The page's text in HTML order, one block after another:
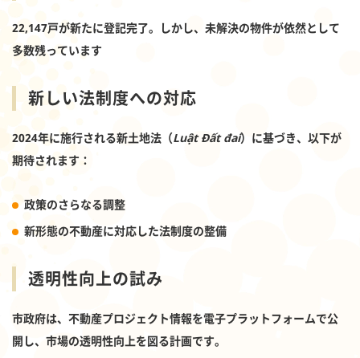
22,147戸が新たに登記完了。しかし、未解決の物件が依然として
多数残っています
新しい法制度への対応
2024年に施行される新土地法（Luật Đất đai）に基づき、以下が
期待されます：
政策のさらなる調整
新形態の不動産に対応した法制度の整備
透明性向上の試み
市政府は、不動産プロジェクト情報を電子プラットフォームで公
開し、市場の透明性向上を図る計画です。